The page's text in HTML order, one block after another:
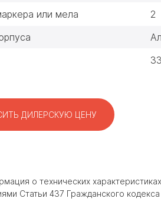
или мела
2
33
ДИЛЕРСКУЮ ЦЕНУ
о технических
Статьи 437 Гражданского